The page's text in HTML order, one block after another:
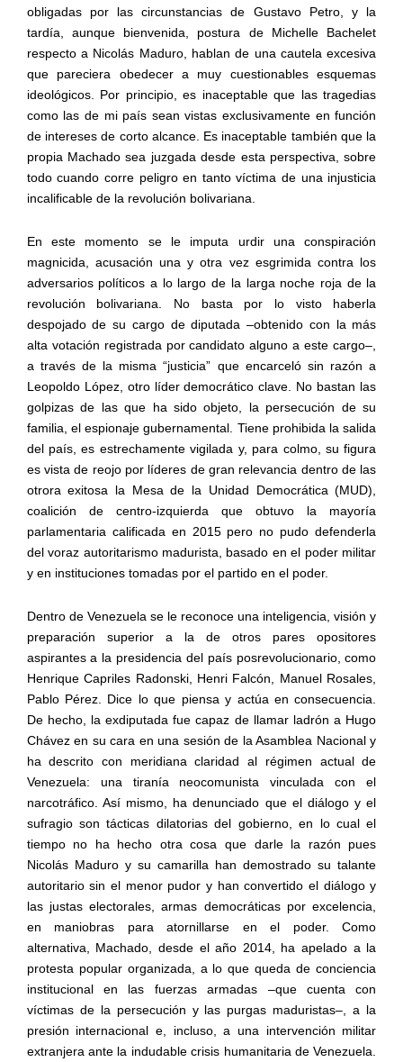
obligadas por las circunstancias de Gustavo Petro, y la
tardía, aunque bienvenida, postura de Michelle Bachelet
respecto a Nicolás Maduro, hablan de una cautela excesiva
que pareciera obedecer a muy cuestionables esquemas
ideológicos. Por principio, es inaceptable que las tragedias
como las de mi país sean vistas exclusivamente en función
de intereses de corto alcance. Es inaceptable también que la
propia Machado sea juzgada desde esta perspectiva, sobre
todo cuando corre peligro en tanto víctima de una injusticia
incalificable de la revolución bolivariana.
En este momento se le imputa urdir una conspiración
magnicida, acusación una y otra vez esgrimida contra los
adversarios políticos a lo largo de la larga noche roja de la
revolución bolivariana. No basta por lo visto haberla
despojado de su cargo de diputada –obtenido con la más
alta votación registrada por candidato alguno a este cargo–,
a través de la misma “justicia” que encarceló sin razón a
Leopoldo López, otro líder democrático clave. No bastan las
golpizas de las que ha sido objeto, la persecución de su
familia, el espionaje gubernamental. Tiene prohibida la salida
del país, es estrechamente vigilada y, para colmo, su figura
es vista de reojo por líderes de gran relevancia dentro de las
otrora exitosa la Mesa de la Unidad Democrática (MUD),
coalición de centro-izquierda que obtuvo la mayoría
parlamentaria calificada en 2015 pero no pudo defenderla
del voraz autoritarismo madurista, basado en el poder militar
y en instituciones tomadas por el partido en el poder.
Dentro de Venezuela se le reconoce una inteligencia, visión y
preparación superior a la de otros pares opositores
aspirantes a la presidencia del país posrevolucionario, como
Henrique Capriles Radonski, Henri Falcón, Manuel Rosales,
Pablo Pérez. Dice lo que piensa y actúa en consecuencia.
De hecho, la exdiputada fue capaz de llamar ladrón a Hugo
Chávez en su cara en una sesión de la Asamblea Nacional y
ha descrito con meridiana claridad al régimen actual de
Venezuela: una tiranía neocomunista vinculada con el
narcotráfico. Así mismo, ha denunciado que el diálogo y el
sufragio son tácticas dilatorias del gobierno, en lo cual el
tiempo no ha hecho otra cosa que darle la razón pues
Nicolás Maduro y su camarilla han demostrado su talante
autoritario sin el menor pudor y han convertido el diálogo y
las justas electorales, armas democráticas por excelencia,
en maniobras para atornillarse en el poder. Como
alternativa, Machado, desde el año 2014, ha apelado a la
protesta popular organizada, a lo que queda de conciencia
institucional en las fuerzas armadas –que cuenta con
víctimas de la persecución y las purgas maduristas–, a la
presión internacional e, incluso, a una intervención militar
extranjera ante la indudable crisis humanitaria de Venezuela.